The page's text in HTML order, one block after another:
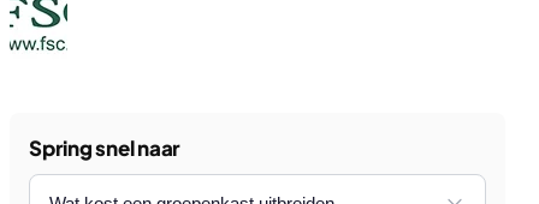
Spring snel naar